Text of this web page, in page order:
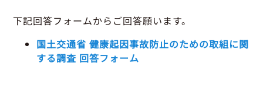
下記回答フォームからご回答願います。
国土交通省 健康起因事故防止のための取組に関
する調査 回答フォーム